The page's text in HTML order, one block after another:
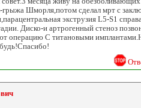
грыжа Шморля,потом сделал мрт с
экструзия L5-S1
Диско-и артрогенный стеноз
операцию С титановыми